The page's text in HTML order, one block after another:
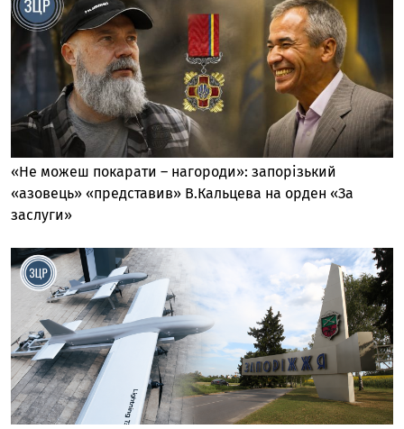
«Не можеш покарати – нагороди»: запорізький
«азовець» «представив» В.Кальцева на орден «За
заслуги»